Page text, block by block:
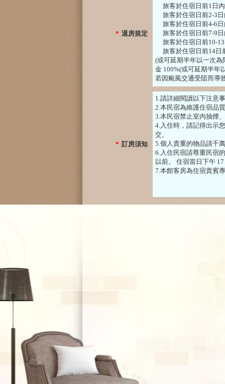
* 退房規定
旅客於住宿日前1日
旅客於住宿日前2-3日
旅客於住宿日前4-6日
旅客於住宿日前7-9日
旅客於住宿日前10-13
旅客於住宿日前14日
(或可延期半年以一次
金 100%(或可延期半年
若因颱風交通受阻而導
* 訂房須知
1.請詳細閱讀以下注意
2.本民宿為維護住宿品
3.本民宿禁止室內抽煙
4.入住時，請記得出示
交。
5.個人貴重的物品請千
6.入住民宿請尊重民宿
以前。 住宿當日下午
7.本館客房為住宿貴賓